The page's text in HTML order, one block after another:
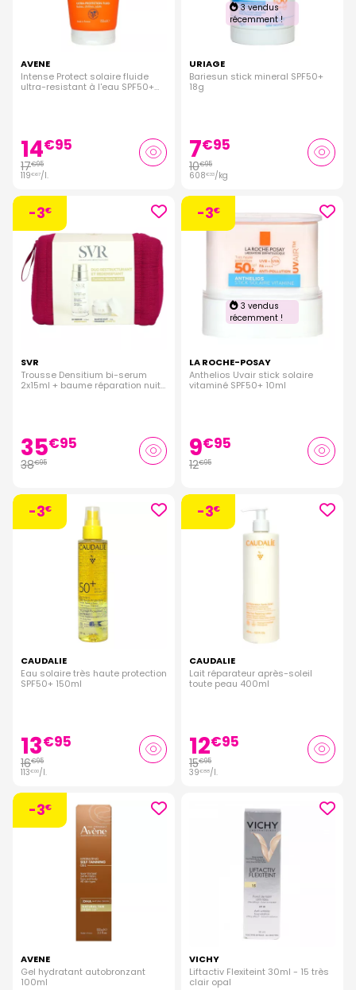
AVENE
Intense Protect solaire fluide
ultra-resistant à l'eau SPF50+
14€95
17€95
119€67/l.
3 vendus
récemment !
URIAGE
Bariesun stick mineral SPF50+
18g
7€95
10€95
608€33/kg
-3€
SVR
Trousse Densitium bi-serum
2x15ml + baume réparation nuit
35€95
38€95
-3€
3 vendus
récemment !
LA ROCHE-POSAY
Anthelios Uvair stick solaire
vitaminé SPF50+ 10ml
9€95
12€95
-3€
CAUDALIE
Eau solaire très haute protection
SPF50+ 150ml
13€95
16€95
113€00/l.
-3€
CAUDALIE
Lait réparateur après-soleil
toute peau 400ml
12€95
15€95
39€88/l.
-3€
AVENE
Gel hydratant autobronzant
100ml
VICHY
Liftactiv Flexiteint 30ml - 15 très
clair opal